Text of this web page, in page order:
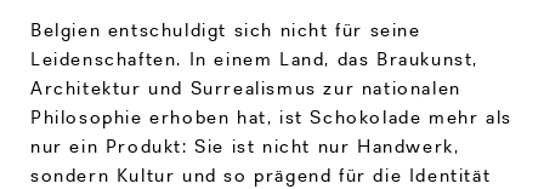
Belgien entschuldigt sich nicht für seine
Leidenschaften. In einem Land, das Braukunst,
Architektur und Surrealismus zur nationalen
Philosophie erhoben hat, ist Schokolade mehr als
nur ein Produkt: Sie ist nicht nur Handwerk,
sondern Kultur und so prägend für die Identität